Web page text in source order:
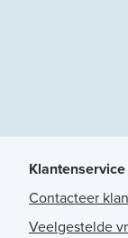
Klantenservice
Contacteer
Veelgestelde